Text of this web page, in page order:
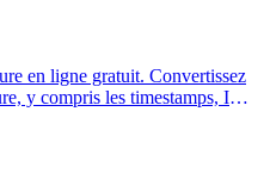
en ligne gratuit. Convertissez
y compris les timestamps, ISO